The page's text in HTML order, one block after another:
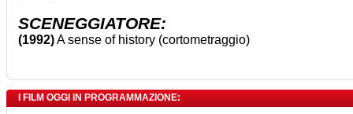
SCENEGGIATORE:
(1992)A sense of history (cortometraggio)
I FILM OGGI IN PROGRAMMAZIONE: